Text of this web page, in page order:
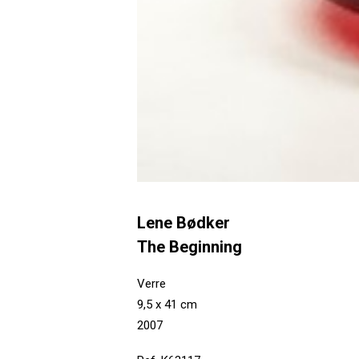
Lene Bødker
The Beginning
Verre
9,5 x 41 cm
2007